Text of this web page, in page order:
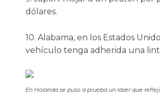
dólares.
10. Alabama, en los Estados
vehículo tenga adherida una
En Holanda se puso a prueba un láser que